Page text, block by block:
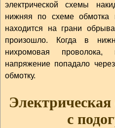
электрической схемы
нижняя по схеме обмотка
находится на грани
произошло. Когда в
нихромовая
напряжение попадало
обмотку.
с